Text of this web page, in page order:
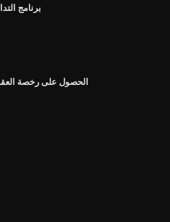
برنامج
الحصول على رخصة